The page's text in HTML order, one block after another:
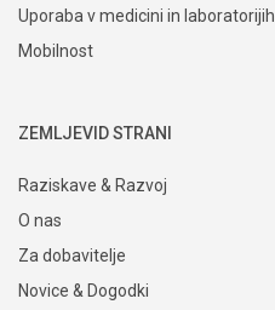
Uporaba v medicini in laboratorijih
Mobilnost
ZEMLJEVID STRANI
Raziskave & Razvoj
O nas
Za dobavitelje
Novice & Dogodki